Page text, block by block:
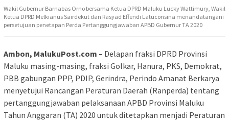
Wakil Gubernur Barnabas Orno bersama Ketua DPRD Maluku Lucky Wattimury, Wakil
Ketua DPRD Melkianus Sairdekut dan Rasyad Effendi Latuconsina menandatangani
persetujuan penetapan Perda Pertanggungjawaban APBD Gubernur TA 2020
Ambon, MalukuPost.com – Delapan fraksi DPRD Provinsi
Maluku masing-masing, fraksi Golkar, Hanura, PKS, Demokrat,
PBB gabungan PPP, PDIP, Gerindra, Perindo Amanat Berkarya
menyetujui Rancangan Peraturan Daerah (Ranperda) tentang
pertanggungjawaban pelaksanaan APBD Provinsi Maluku
Tahun Anggaran (TA) 2020 untuk ditetapkan menjadi Peraturan